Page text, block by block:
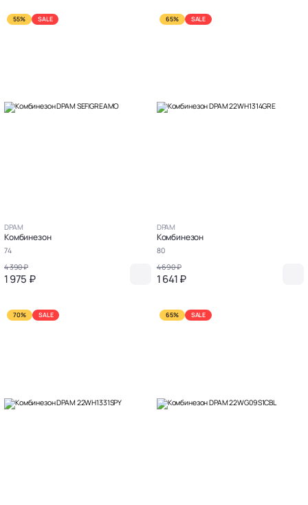
55% SALE
DPAM
Комбинезон
74
4 390 ₽
1 975 ₽
65% SALE
DPAM
Комбинезон
80
4 690 ₽
1 641 ₽
70% SALE 65% SALE